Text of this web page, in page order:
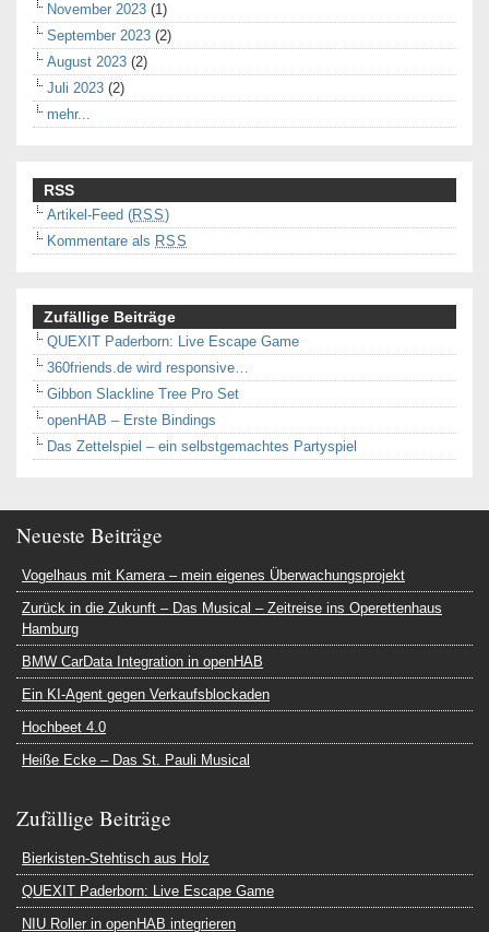
November 2023 (1)
September 2023 (2)
August 2023 (2)
Juli 2023 (2)
mehr...
RSS
Artikel-Feed (RSS)
Kommentare als RSS
Zufällige Beiträge
QUEXIT Paderborn: Live Escape Game
360friends.de wird responsive…
Gibbon Slackline Tree Pro Set
openHAB – Erste Bindings
Das Zettelspiel – ein selbstgemachtes Partyspiel
Neueste Beiträge
Vogelhaus mit Kamera – mein eigenes Überwachungsprojekt
Zurück in die Zukunft – Das Musical – Zeitreise ins Operettenhaus
Hamburg
BMW CarData Integration in openHAB
Ein KI-Agent gegen Verkaufsblockaden
Hochbeet 4.0
Heiße Ecke – Das St. Pauli Musical
Zufällige Beiträge
Bierkisten-Stehtisch aus Holz
QUEXIT Paderborn: Live Escape Game
NIU Roller in openHAB integrieren